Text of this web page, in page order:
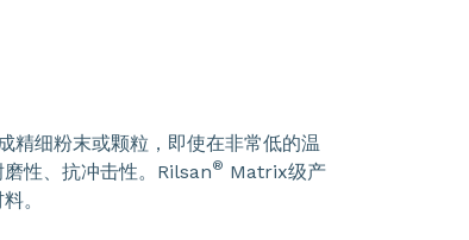
精细粉末或颗粒，即使在非常低的温
性、抗冲击性。Rilsan® Matrix级产
。